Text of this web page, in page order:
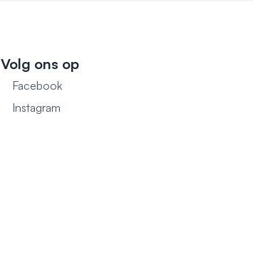
Volg ons op
Facebook
Instagram